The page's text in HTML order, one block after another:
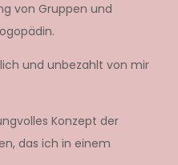
von Gruppen und
und unbezahlt von mir
Konzept der
das ich in einem